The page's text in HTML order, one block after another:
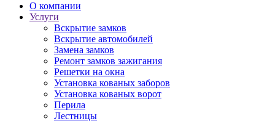
О компании
Услуги
Вскрытие замков
Вскрытие автомобилей
Замена замков
Ремонт замков зажигания
Решетки на окна
Установка кованых заборов
Установка кованых ворот
Перила
Лестницы